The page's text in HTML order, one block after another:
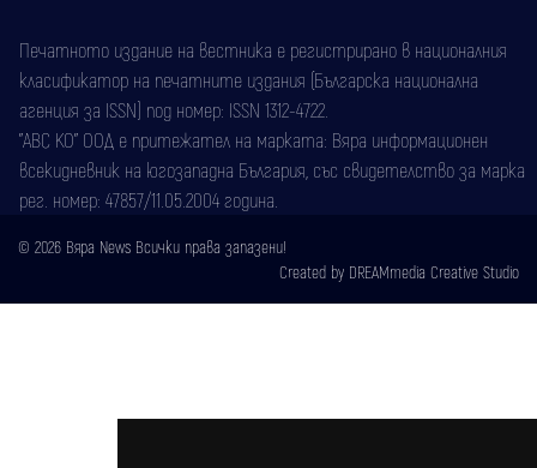
Печатното издание на вестника е регистрирано в националния
класификатор на печатните издания (Българска национална
агенция за ISSN) под номер: ISSN 1312-4722.
"АВС КО" ООД е притежател на марката: Вяра информационен
всекидневник на югозападна България, със свидетелство за марка
рег. номер: 47857/11.05.2004 година.
© 2026 Вяра News Всички права запазени!
Created by DREAMmedia Creative Studio